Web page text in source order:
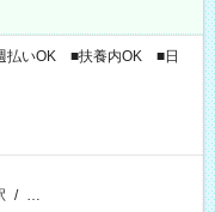
払いOK ■扶養内OK ■日
/ …